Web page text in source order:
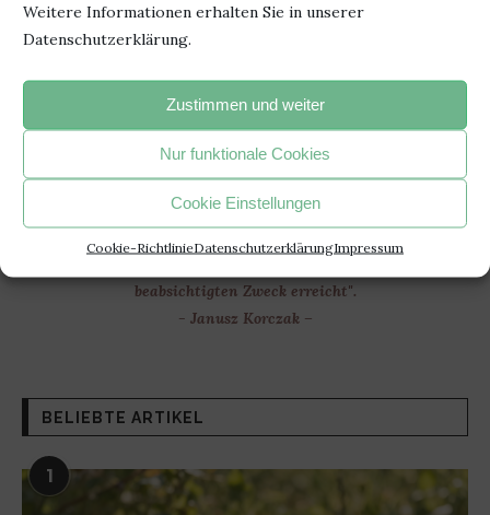
Weitere Informationen erhalten Sie in unserer
Datenschutzerklärung.
Zustimmen und weiter
Nur funktionale Cookies
Cookie Einstellungen
Cookie-RichtlinieDatenschutzerklärungImpressum
beabsichtigten Zweck erreicht".
- Janusz Korczak –
BELIEBTE ARTIKEL
1